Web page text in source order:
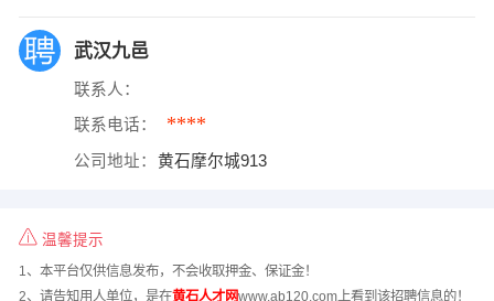
武汉九邑
联系人：
联系电话： ****
公司地址： 黄石摩尔城913
温馨提示
1、本平台仅供信息发布，不会收取押金、保证金！
2、请告知用人单位，是在黄石人才网www.ab120.com上看到该招聘信息的！